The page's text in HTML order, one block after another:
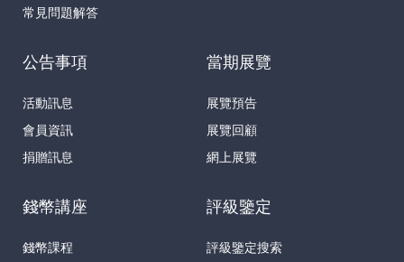
常見問題解答
公告事項
活動訊息
會員資訊
捐贈訊息
當期展覽
展覽預告
展覽回顧
網上展覽
錢幣講座
錢幣課程
評級鑒定
評級鑒定搜索